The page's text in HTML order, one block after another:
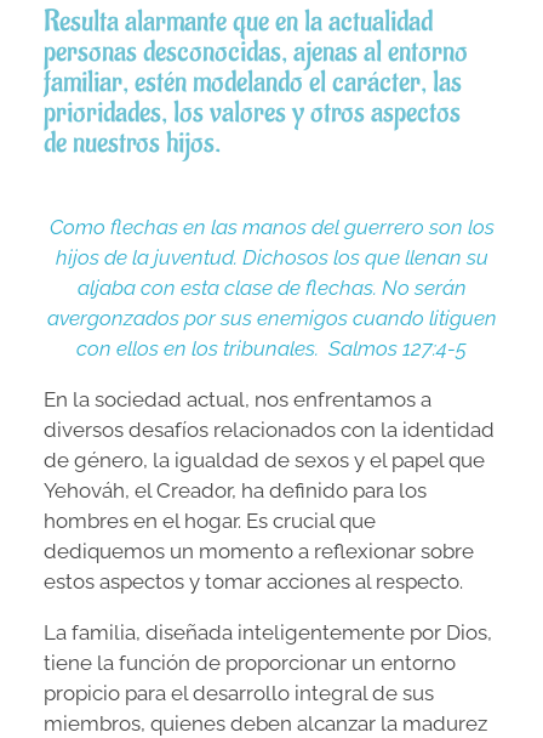
Resulta alarmante que en la actualidad
personas desconocidas, ajenas al entorno
familiar, estén modelando el carácter, las
prioridades, los valores y otros aspectos
de nuestros hijos.
Como flechas en las manos del guerrero son los
hijos de la juventud. Dichosos los que llenan su
aljaba con esta clase de flechas. No serán
avergonzados por sus enemigos cuando litiguen
con ellos en los tribunales. Salmos 127:4-5
En la sociedad actual, nos enfrentamos a
diversos desafíos relacionados con la identidad
de género, la igualdad de sexos y el papel que
Yehováh, el Creador, ha definido para los
hombres en el hogar. Es crucial que
dediquemos un momento a reflexionar sobre
estos aspectos y tomar acciones al respecto.
La familia, diseñada inteligentemente por Dios,
tiene la función de proporcionar un entorno
propicio para el desarrollo integral de sus
miembros, quienes deben alcanzar la madurez